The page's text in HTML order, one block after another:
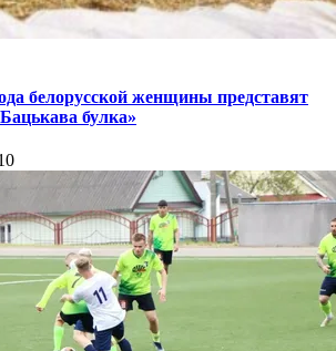
белорусской женщины представят
булка»